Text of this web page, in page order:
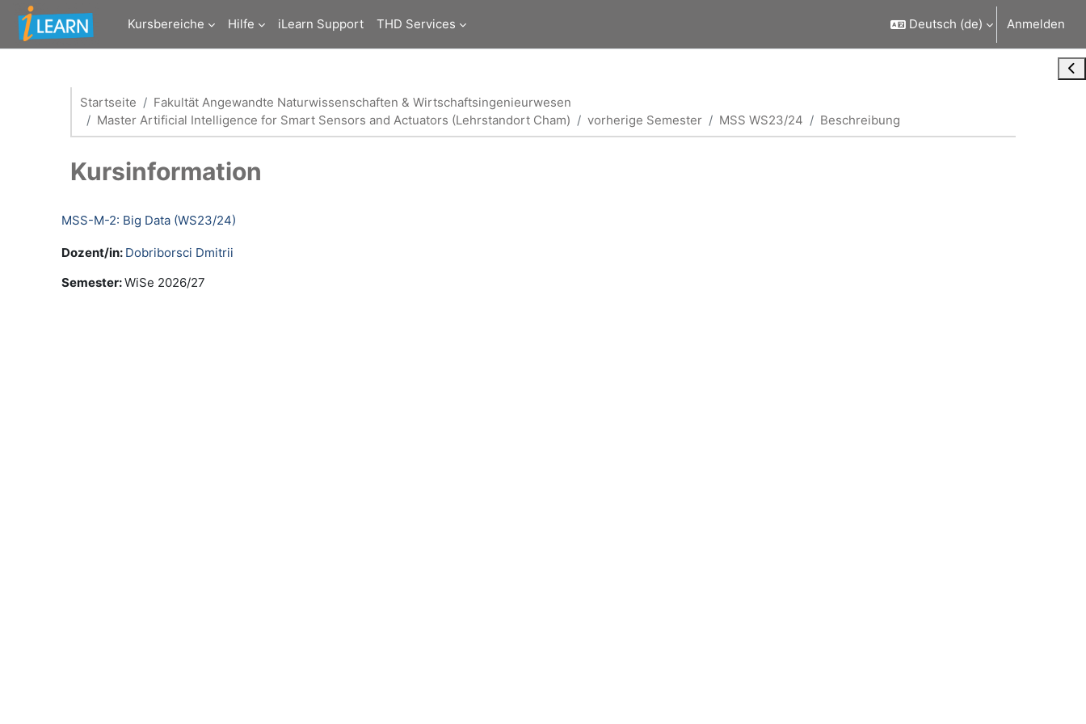
Zum Hauptinhalt
Kursbereiche
Hilfe iLearn Support THD Services Deutsch ‎(de)‎ Anmelden
Startseite
Fakultät Angewandte Naturwissenschaften & Wirtschaftsingenieurwesen
Master Artificial Intelligence for Smart Sensors and Actuators (Lehrstandort Cham)
vorherige Semester MSS WS23/24 Beschreibung
Kursinformation
MSS-M-2: Big Data (WS23/24)
Dozent/in: Dobriborsci Dmitrii
Semester:WiSe 2026/27